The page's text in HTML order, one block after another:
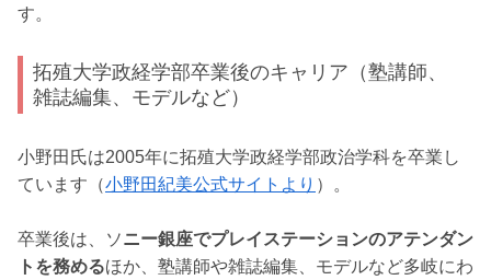
す。
拓殖大学政経学部卒業後のキャリア（塾講師、
雑誌編集、モデルなど）
小野田氏は2005年に拓殖大学政経学部政治学科を卒業し
ています（小野田紀美公式サイトより ）。
卒業後は、ソニー銀座でプレイステーションのアテンダン
トを務めるほか、塾講師や雑誌編集、モデルなど多岐にわ